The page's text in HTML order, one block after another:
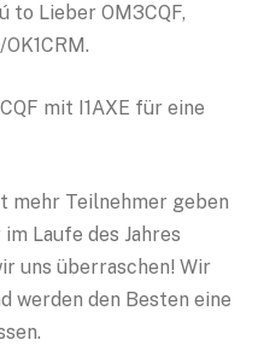
to Lieber OM3CQF,
mit I1AXE für eine
mehr Teilnehmer geben
Laufe des Jahres
uns überraschen! Wir
werden den Besten eine